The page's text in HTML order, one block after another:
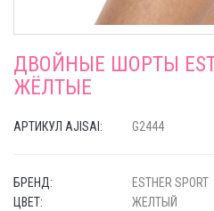
ДВОЙНЫЕ ШОРТЫ
ЖЁЛТЫЕ
АРТИКУЛ AJISAI: G2444
БРЕНД:
ESTHER SPORT
ЦВЕТ:
ЖЕЛТЫЙ